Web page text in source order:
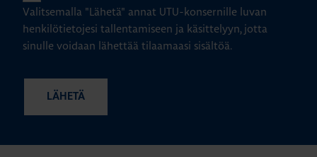
Valitsemalla "Lähetä" annat UTU-konsernille luvan
henkilötietojesi tallentamiseen ja käsittelyyn, jotta
sinulle voidaan lähettää tilaamaasi sisältöä.